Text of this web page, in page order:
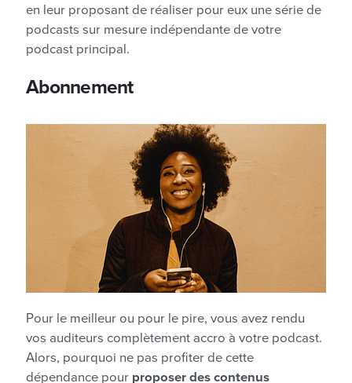
en leur proposant de réaliser pour eux une série de
podcasts sur mesure indépendante de votre
podcast principal.
Abonnement
Pour le meilleur ou pour le pire, vous avez rendu
vos auditeurs complètement accro à votre podcast.
Alors, pourquoi ne pas profiter de cette
dépendance pour proposer des contenus